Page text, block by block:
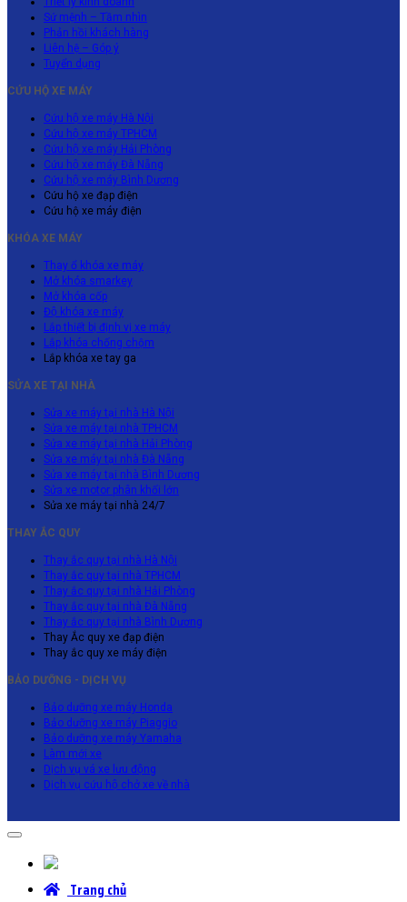
Sứ mệnh – Tầm nhìn
Phản hồi khách hàng
Liên hệ – Góp ý
Tuyển dụng
CỨU HỘ XE MÁY
Cứu hộ xe máy Hà Nội
Cứu hộ xe máy TPHCM
Cứu hộ xe máy Hải Phòng
Cứu hộ xe máy Đà Nẵng
Cứu hộ xe máy Bình Dương
Cứu hộ xe đạp điện
Cứu hộ xe máy điện
KHÓA XE MÁY
Thay ổ khóa xe máy
Mở khóa smarkey
Mở khóa cốp
Độ khóa xe máy
Lắp thiết bị định vị xe máy
Lắp khóa chống chộm
Lắp khóa xe tay ga
SỬA XE TẠI NHÀ
Sửa xe máy tại nhà Hà Nội
Sửa xe máy tại nhà TPHCM
Sửa xe máy tại nhà Hải Phòng
Sửa xe máy tại nhà Đà Nẵng
Sửa xe máy tại nhà Bình Dương
Sửa xe motor phân khối lớn
Sửa xe máy tại nhà 24/7
THAY ẮC QUY
Thay ắc quy tại nhà Hà Nội
Thay ắc quy tại nhà TPHCM
Thay ắc quy tại nhà Hải Phòng
Thay ắc quy tại nhà Đà Nẵng
Thay ắc quy tại nhà Bình Dương
Thay Ắc quy xe đạp điện
Thay ắc quy xe máy điện
BẢO DƯỠNG - DỊCH VỤ
Bảo dưỡng xe máy Honda
Bảo dưỡng xe máy Piaggio
Bảo dưỡng xe máy Yamaha
Làm mới xe
Dịch vụ vá xe lưu động
Dịch vụ cứu hộ chở xe về nhà
Trang chủ